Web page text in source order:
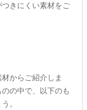
きにくい素材をご
からご紹介しま
の中で、以下のも
。